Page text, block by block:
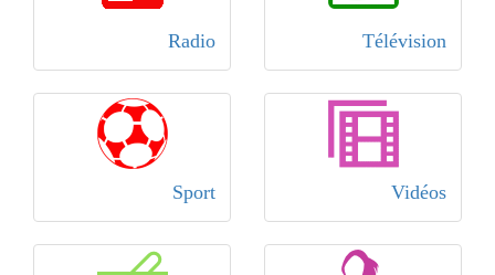
Télévision
Radio
Vidéos
Sport